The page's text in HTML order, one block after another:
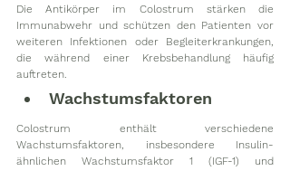
Die Antikörper im Colostrum stärken die
Immunabwehr und schützen den Patienten vor
weiteren Infektionen oder Begleiterkrankungen,
die während einer Krebsbehandlung häufig
auftreten.
Wachstumsfaktoren
Colostrum enthält verschiedene
Wachstumsfaktoren, insbesondere Insulin-
ähnlichen Wachstumsfaktor 1 (IGF-1) und